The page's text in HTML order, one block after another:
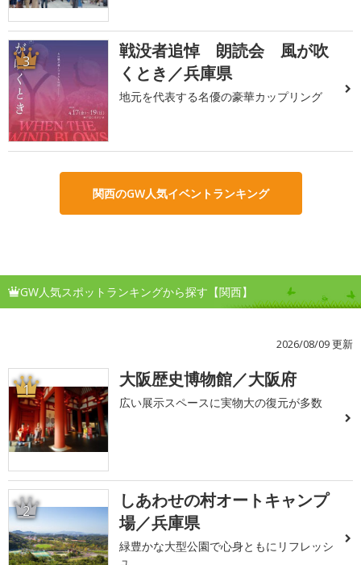
3
戦没者追悼 朗読会 風が吹
くとき／兵庫県
地元を代表する名優の豪華カップリング
関西のGW人気イベントランキング
GW人気スポットランキングから探す【関西】
2026/08/09 更新
1 大阪歴史博物館／大阪府
広い展示スペースに実物大の復元が多数
2
しあわせの村オートキャンプ
場／兵庫県
緑豊かな大型公園で心身ともにリフレッシ
ュ